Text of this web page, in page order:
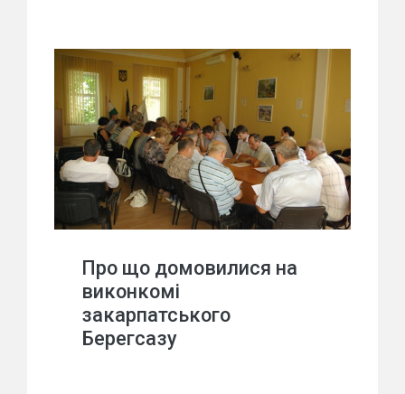
Про що домовилися на
виконкомі
закарпатського
Берегсазу